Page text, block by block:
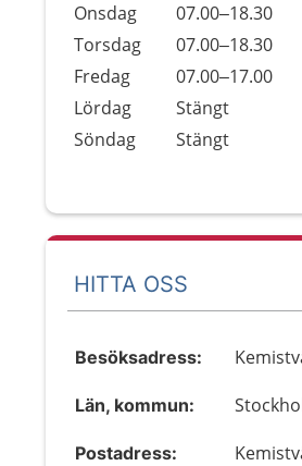
Onsdag
07.00–18.30
Torsdag
07.00–18.30
Fredag
07.00–17.00
Lördag
Stängt
Söndag
Stängt
HITTA OSS
Besöksadress:
Län, kommun:
Postadress: